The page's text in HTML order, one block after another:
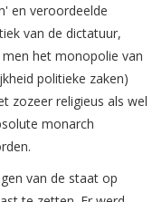
en veroordeelde
van de dictatuur,
het monopolie van
politieke zaken)
zozeer religieus als wel
monarch
van de staat op